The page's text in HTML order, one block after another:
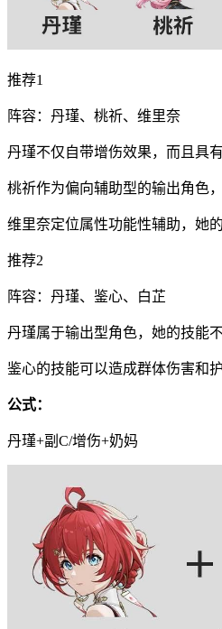
推荐1
阵容：丹瑾、桃祈、维里奈
丹瑾不仅自带增伤效果，而且具
桃祈作为偏向辅助型的输出角色
维里奈定位属性功能性辅助，她
推荐2
阵容：丹瑾、鉴心、白芷
丹瑾属于输出型角色，她的技能
鉴心的技能可以造成群体伤害和
公式：
丹瑾+副C/增伤+奶妈